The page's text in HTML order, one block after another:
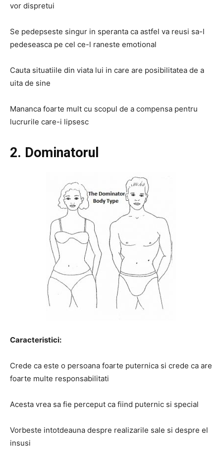
vor dispretui
Se pedepseste singur in speranta ca astfel va reusi sa-l
pedeseasca pe cel ce-l raneste emotional
Cauta situatiile din viata lui in care are posibilitatea de a
uita de sine
Mananca foarte mult cu scopul de a compensa pentru
lucrurile care-i lipsesc
2. Dominatorul
Caracteristici:
Crede ca este o persoana foarte puternica si crede ca are
foarte multe responsabilitati
Acesta vrea sa fie perceput ca fiind puternic si special
Vorbeste intotdeauna despre realizarile sale si despre el
insusi